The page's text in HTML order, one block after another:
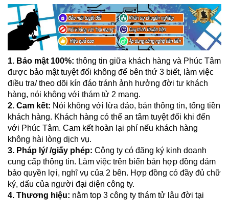
1. Bảo mật 100%: thông tin giữa khách hàng và Phúc Tâm
được bảo mật tuyệt đối không để bên thứ 3 biết, làm việc
điều tra/ theo dõi kín đáo tránh ảnh hưởng đời tư khách
hàng, nói không với thám tử 2 mang.
2. Cam kết: Nói không với lừa đảo, bán thông tin, tống tiền
khách hàng. Khách hàng có thể an tâm tuyệt đối khi đến
với Phúc Tâm. Cam kết hoàn lại phí nếu khách hàng
không hài lòng dịch vụ.
3. Pháp lý/ /giấy phép: Công ty có đăng ký kinh doanh
cung cấp thông tin. Làm việc trên biển bản hợp đồng đảm
bảo quyền lợi, nghĩ vụ của 2 bên. Hợp đồng có đầy đủ chữ
ký, dấu của người đại diện công ty.
4. Thương hiệu: nằm top 3 công ty thám tử lâu đời tại